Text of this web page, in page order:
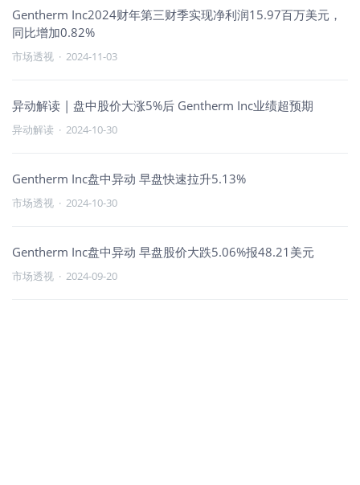
Gentherm Inc2024财年第三财季实现净利润15.97百万美元，
同比增加0.82%
市场透视 · 2024-11-03
异动解读 | 盘中股价大涨5%后 Gentherm Inc业绩超预期
异动解读 · 2024-10-30
Gentherm Inc盘中异动 早盘快速拉升5.13%
市场透视 · 2024-10-30
Gentherm Inc盘中异动 早盘股价大跌5.06%报48.21美元
市场透视 · 2024-09-20